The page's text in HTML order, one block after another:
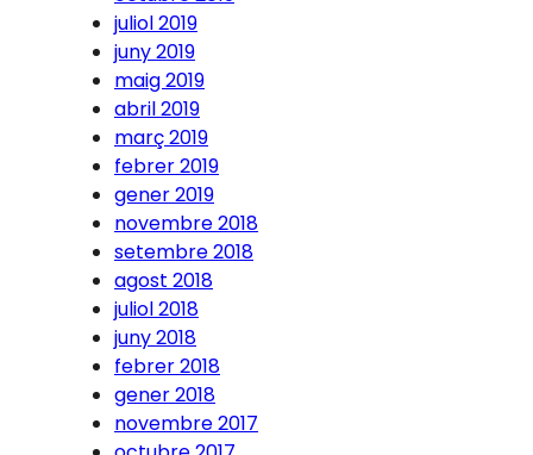
juliol 2019
juny 2019
maig 2019
abril 2019
març 2019
febrer 2019
gener 2019
novembre 2018
setembre 2018
agost 2018
juliol 2018
juny 2018
febrer 2018
gener 2018
novembre 2017